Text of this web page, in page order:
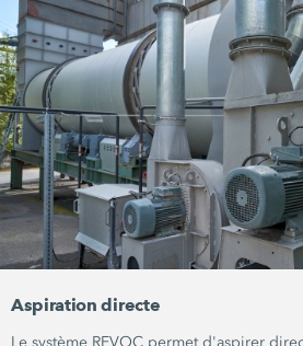
Aspiration directe
Le système REVOC permet d'aspirer